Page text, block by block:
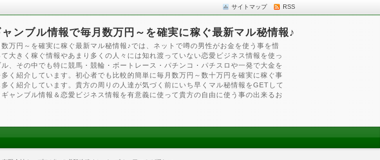
サイトマップ RSS
ンブル情報で毎月数万円～を確実に稼ぐ最新マル秘情報♪
万円～を確実に稼ぐ最新マル秘情報♪では、ネットで噂の男性がお金を使う事を惜
大きく稼ぐ情報やあまり多くの人々には知れ渡っていない恋愛ビジネス情報を使っ
、その中でも特に競馬・競輪・ボートレース・パチンコ・パチスロや一発で大金を
く紹介しています。初心者でも比較的簡単に毎月数万円～数十万円を確実に稼ぐ事
く紹介しています。貴方の周りの人達が気づく前にいち早くマル秘情報をGETして
ャンブル情報＆恋愛ビジネス情報を有意義に使って貴方の自由に使う事の出来るお